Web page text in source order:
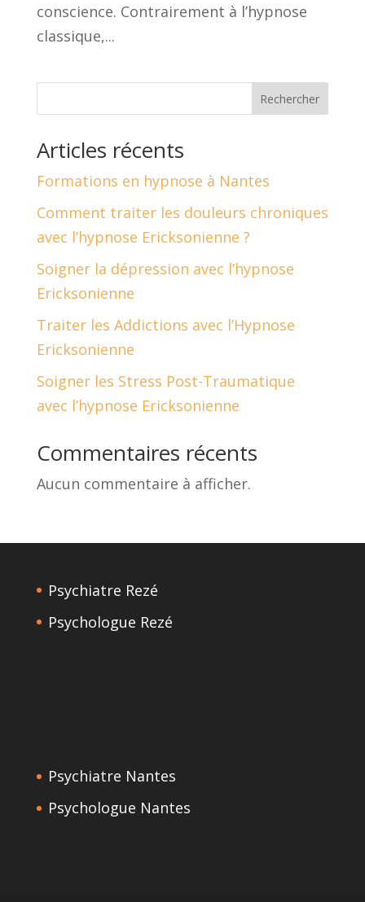
conscience. Contrairement à l’hypnose
classique,...
Rechercher
Articles récents
Formations en hypnose à Nantes
Comment traiter les douleurs chroniques
avec l’hypnose Ericksonienne ?
Soigner la dépression avec l’hypnose
Ericksonienne
Traiter les Addictions avec l’Hypnose
Ericksonienne
Soigner les Stress Post-Traumatique
avec l’hypnose Ericksonienne
Commentaires récents
Aucun commentaire à afficher.
Psychiatre Rezé
Psychologue Rezé
Psychiatre Nantes
Psychologue Nantes